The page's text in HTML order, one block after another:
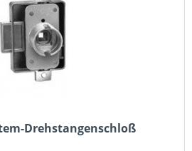
Drehstangenschloß